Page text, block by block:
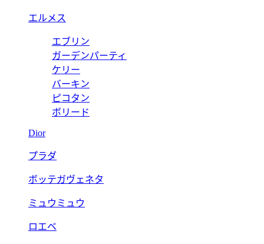
エルメス
エブリン
ガーデンパーティ
ケリー
バーキン
ピコタン
ボリード
Dior
プラダ
ボッテガヴェネタ
ミュウミュウ
ロエベ